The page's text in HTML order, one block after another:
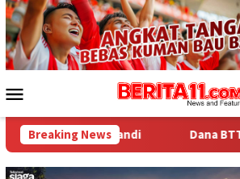
Loncat
ke
konten
Mobile
Breaking NewsDana BTT NTB Rp484